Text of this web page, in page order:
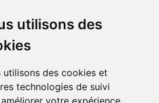
utilisons des
utilisons des cookies et
technologies de suivi
votre expérience
retourneren
op elk gewenst moment binnen 90
of ruilen
planten we een boom! Lees meer